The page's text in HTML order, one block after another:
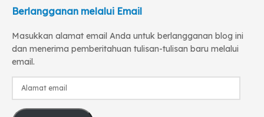
Berlangganan melalui Email
Masukkan alamat email Anda untuk berlangganan blog ini
dan menerima pemberitahuan tulisan-tulisan baru melalui
email.
Alamat